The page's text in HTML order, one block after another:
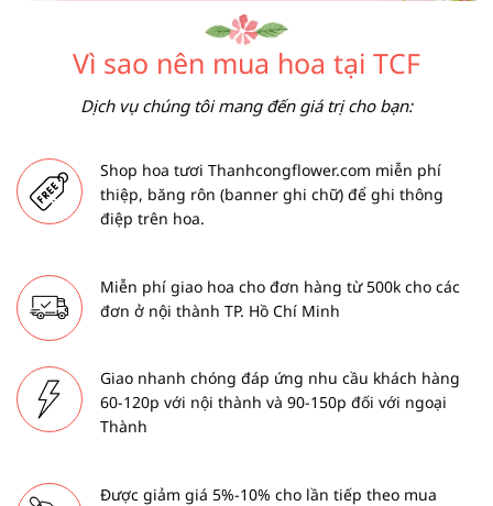
Vì sao nên mua hoa tại TCF
Dịch vụ chúng tôi mang đến giá trị cho bạn:
Shop hoa tươi Thanhcongflower.com miễn phí
thiệp, băng rôn (banner ghi chữ) để ghi thông
điệp trên hoa.
Miễn phí giao hoa cho đơn hàng từ 500k cho các
đơn ở nội thành TP. Hồ Chí Minh
Giao nhanh chóng đáp ứng nhu cầu khách hàng
60-120p với nội thành và 90-150p đối với ngoại
Thành
Được giảm giá 5%-10% cho lần tiếp theo mua